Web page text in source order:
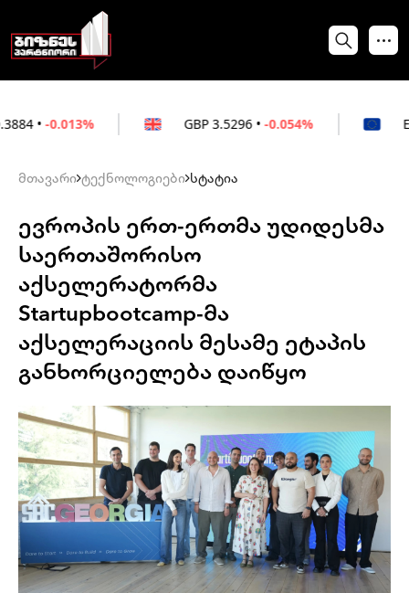
3.5296 • -0.054% 3.0264 •
მთავარი ტექნოლოგიები სტატია
ევროპის ერთ-ერთმა უდიდესმა
საერთაშორისო
აქსელერატორმა
Startupbootcamp-მა
აქსელერაციის მესამე ეტაპის
განხორციელება დაიწყო